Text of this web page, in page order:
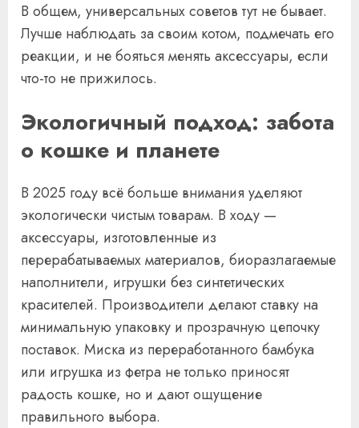
В общем, универсальных советов тут не бывает.
Лучше наблюдать за своим котом, подмечать его
реакции, и не бояться менять аксессуары, если
что-то не прижилось.
Экологичный подход: забота
о кошке и планете
В 2025 году всё больше внимания уделяют
экологически чистым товарам. В ходу —
аксессуары, изготовленные из
перерабатываемых материалов, биоразлагаемые
наполнители, игрушки без синтетических
красителей. Производители делают ставку на
минимальную упаковку и прозрачную цепочку
поставок. Миска из переработанного бамбука
или игрушка из фетра не только приносят
радость кошке, но и дают ощущение
правильного выбора.